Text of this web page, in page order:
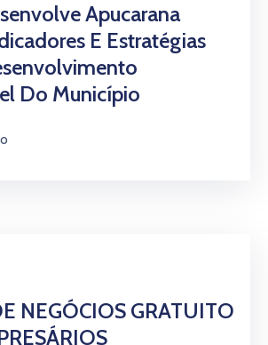
Apucarana
E Estratégias
Do Município
NEGÓCIOS GRATUITO